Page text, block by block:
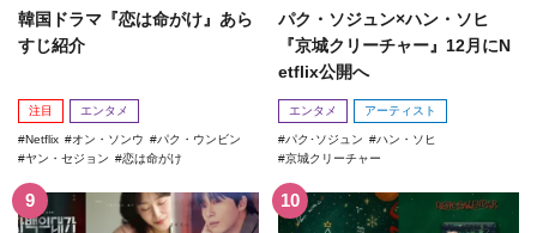
韓国ドラマ『恋は命がけ』あら
すじ紹介
注目 エンタメ
Netflix オン・ソンウ
パク・ウンビン
ヤン・セジョン
恋は命がけ
パク・ソジュン×ハン・ソヒ
『京城クリーチャー』12月にN
etflix公開へ
エンタメ アーティスト
パク･ソジュン
ハン・ソヒ
京城クリーチャー